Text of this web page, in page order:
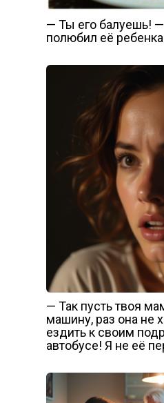
— Ты его балуешь!
полюбил её
— Так пусть твоя
машину, раз она не
ездить к своим
автобусе! Я не её